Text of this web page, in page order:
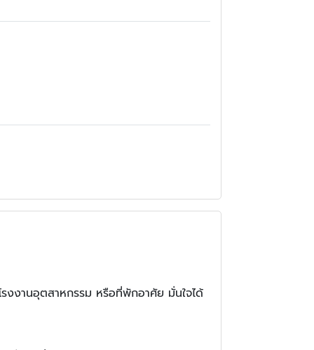
งงานอุตสาหกรรม หรือที่พักอาศัย มั่นใจได้